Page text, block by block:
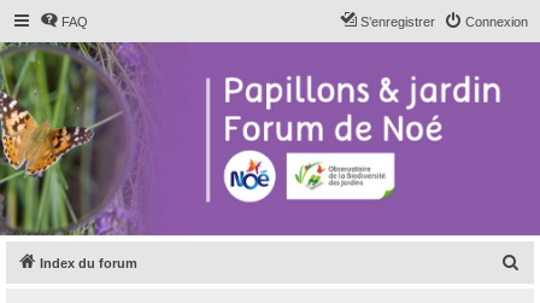
FAQ Connexion
S’enregistrer
Index du forum